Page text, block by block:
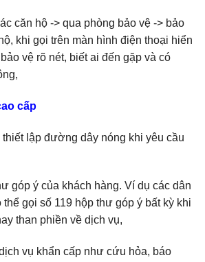
căn hộ -> qua phòng bảo vệ -> bảo
khi gọi trên màn hình điện thoại hiển
vệ rõ nét, biết ai đến gặp và có
cấp
thiết lập đường dây nóng khi yêu cầu
góp ý của khách hàng. Ví dụ các dân
gọi số 119 hộp thư góp ý bất kỳ khi
than phiền về dịch vụ,
vụ khẩn cấp như cứu hỏa, báo